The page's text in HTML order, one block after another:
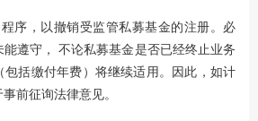
序，以撤销受监管私募基金的注册。必
遵守， 不论私募基金是否已经终止业务
包括缴付年费）将继续适用。因此，如计
前征询法律意见。